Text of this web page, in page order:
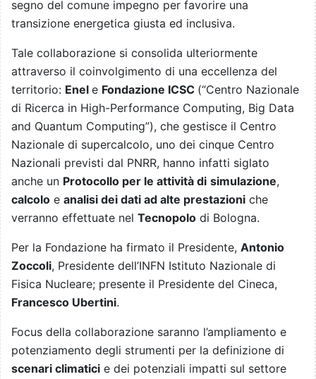
segno del comune impegno per favorire una
transizione energetica giusta ed inclusiva.
Tale collaborazione si consolida ulteriormente
attraverso il coinvolgimento di una eccellenza del
territorio: Enel e Fondazione ICSC (“Centro Nazionale
di Ricerca in High-Performance Computing, Big Data
and Quantum Computing”), che gestisce il Centro
Nazionale di supercalcolo, uno dei cinque Centro
Nazionali previsti dal PNRR, hanno infatti siglato
anche un Protocollo per le attività di simulazione,
calcolo e analisi dei dati ad alte prestazioni che
verranno effettuate nel Tecnopolo di Bologna.
Per la Fondazione ha firmato il Presidente, Antonio
Zoccoli, Presidente dell’INFN Istituto Nazionale di
Fisica Nucleare; presente il Presidente del Cineca,
Francesco Ubertini.
Focus della collaborazione saranno l’ampliamento e
potenziamento degli strumenti per la definizione di
scenari climatici e dei potenziali impatti sul settore